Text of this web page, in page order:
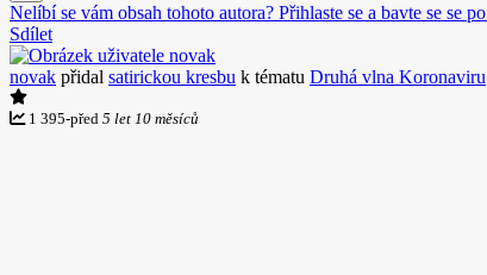
Nelíbí se vám obsah tohoto autora? Přihlaste se a bavte se se
Sdílet
novak přidal satirickou kresbu k tématu Druhá vlna Koronaviru
1 395-před 5 let 10 měsíců